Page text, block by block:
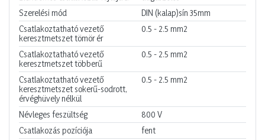
Szerelési mód
DIN (kalap)sín 35mm
Csatlakoztatható vezető
keresztmetszet tömör ér
0.5 - 2.5 mm2
Csatlakoztatható vezető
keresztmetszet többerű
0.5 - 2.5 mm2
Csatlakoztatható vezető
keresztmetszet sokerű-sodrott,
érvéghüvely nélkül
0.5 - 2.5 mm2
Névleges feszültség 800 V
Csatlakozás pozíciója
fent